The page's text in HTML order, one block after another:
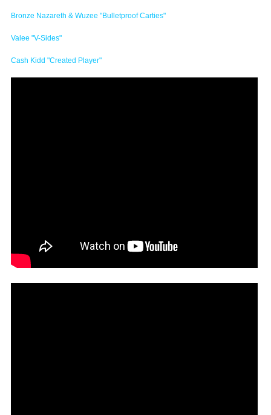
Bronze Nazareth & Wuzee "Bulletproof Carties"
Valee "V-Sides"
Cash Kidd "Created Player"